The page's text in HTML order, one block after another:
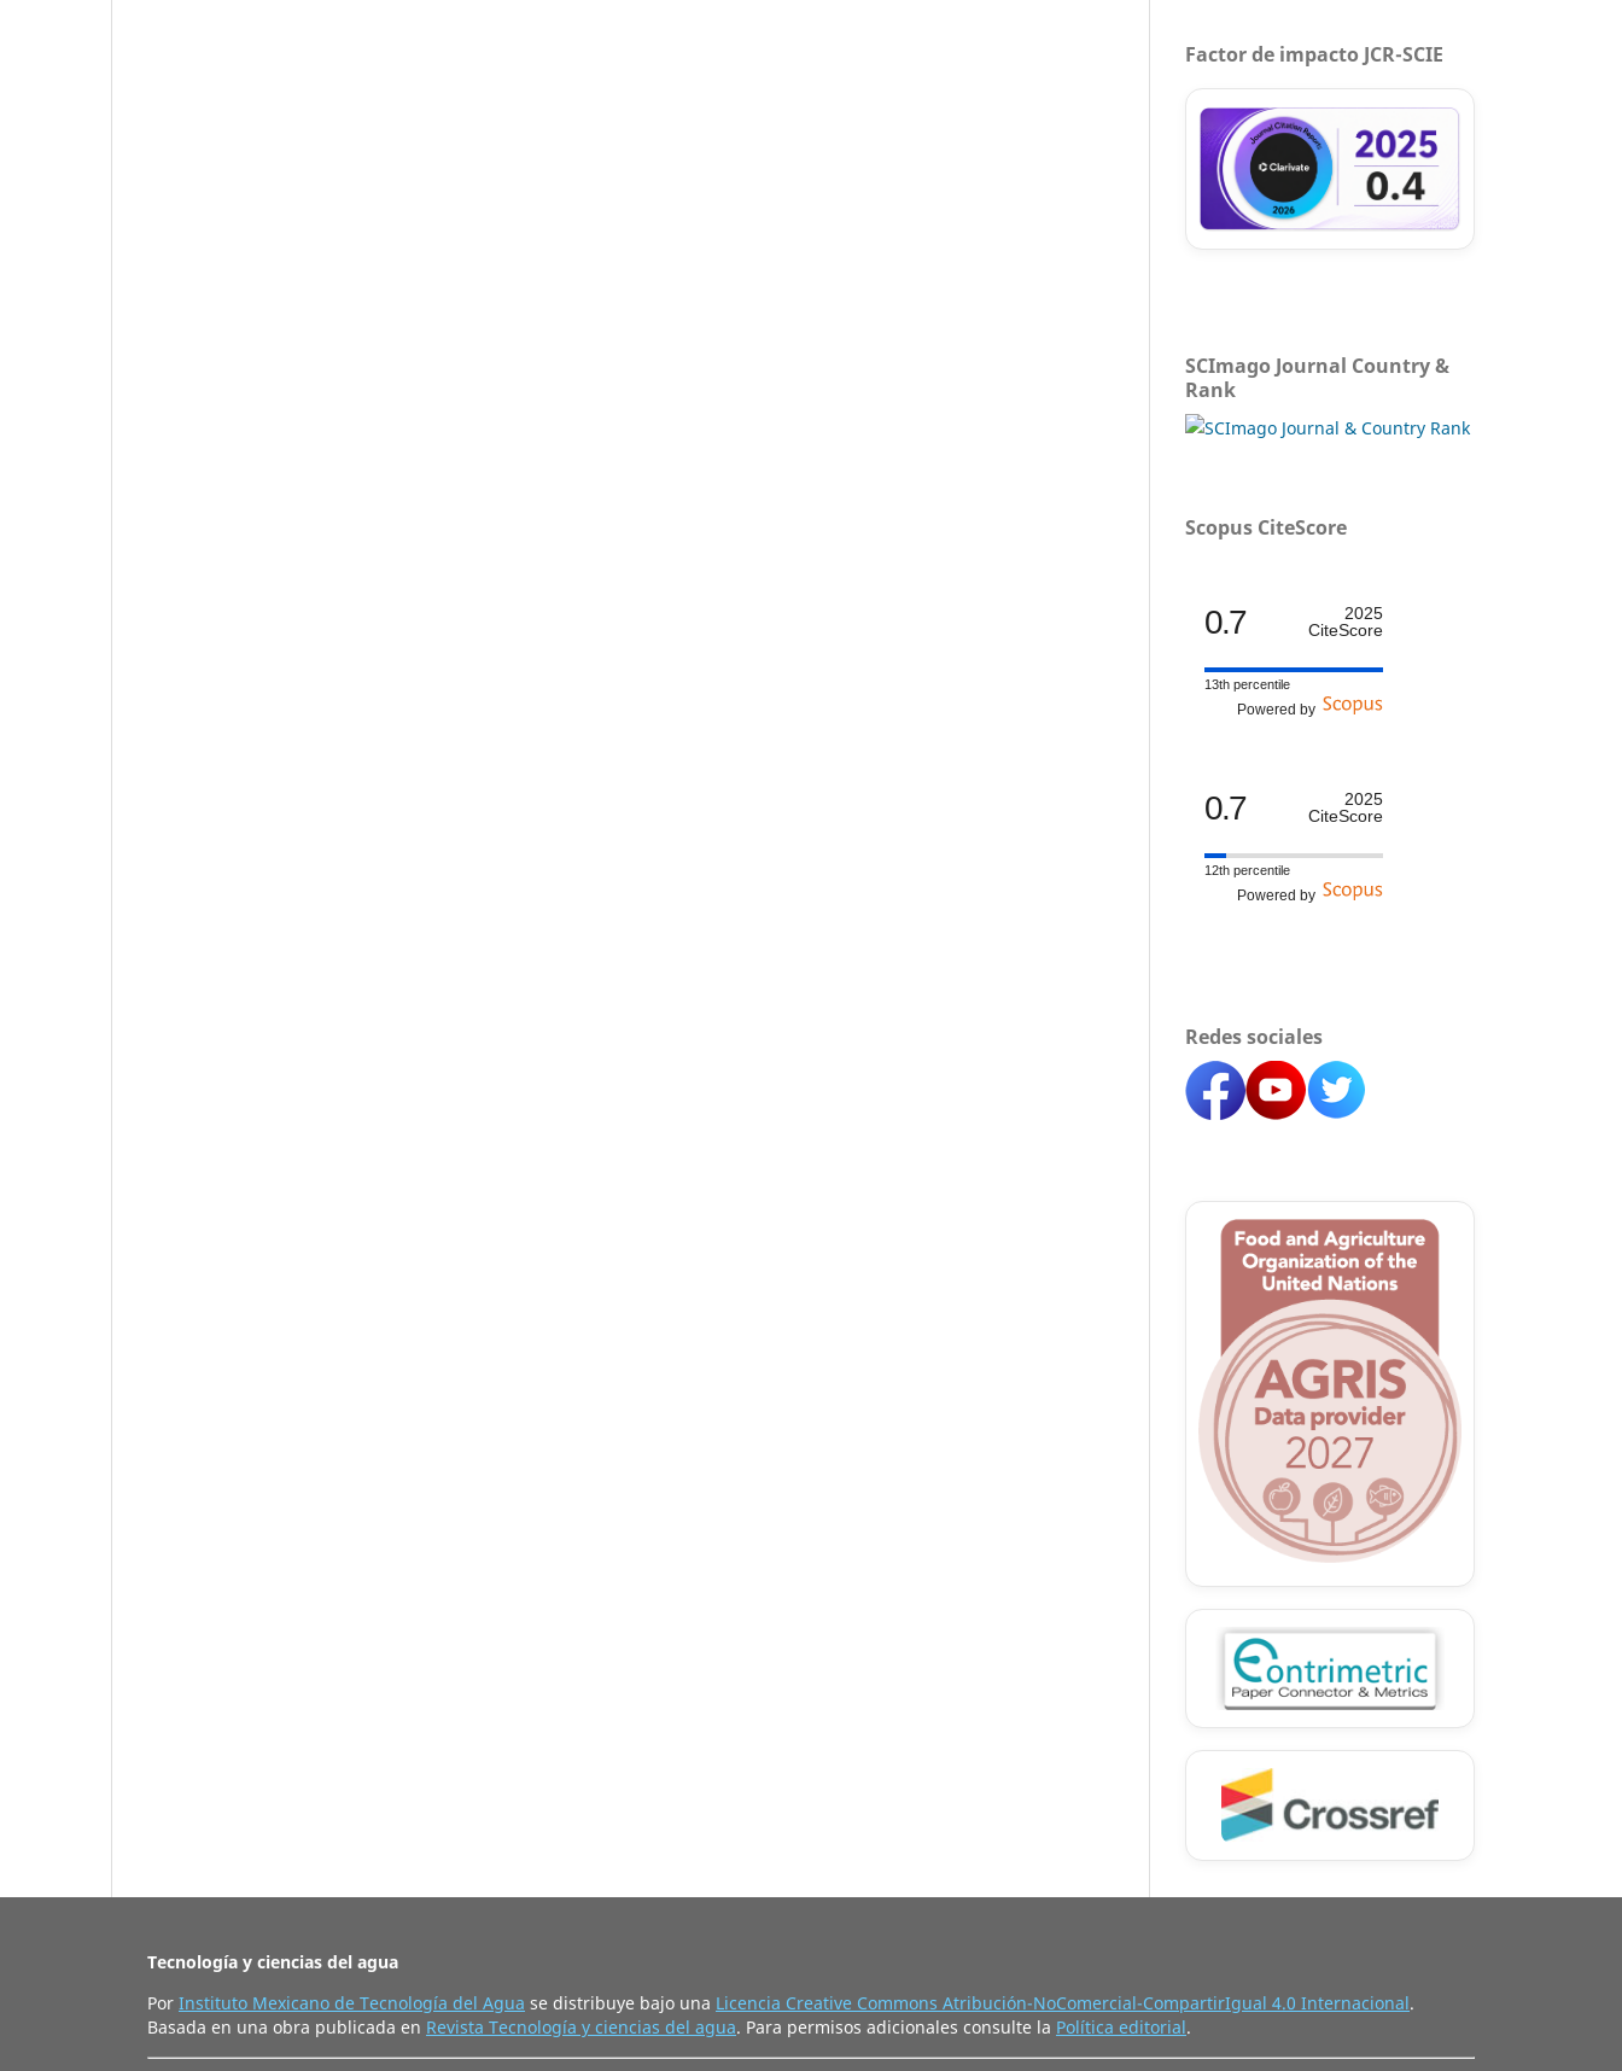
Factor de impacto JCR-SCIE
SCImago Journal Country &
Rank
Scopus CiteScore
0.7
2025
CiteScore
13th percentile
Powered by
0.7
2025
CiteScore
12th percentile
Powered by
Redes sociales
Tecnología y ciencias del agua
Por Instituto Mexicano de Tecnología del Agua se distribuye bajo una Licencia Creative Commons Atribución-NoComercial-CompartirIgual 4.0 Internacional.
Basada en una obra publicada en Revista Tecnología y ciencias del agua. Para permisos adicionales consulte la Política editorial.